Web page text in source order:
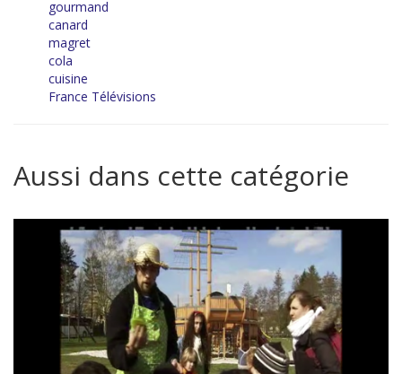
gourmand
canard
magret
cola
cuisine
France Télévisions
Aussi dans cette catégorie